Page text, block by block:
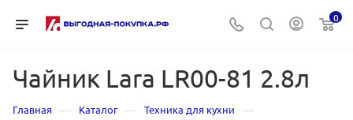
0
Чайник Lara LR00-81 2.8л
Главная — Каталог — Техника для кухни —